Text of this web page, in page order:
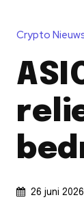
Crypto
26 juni 2026